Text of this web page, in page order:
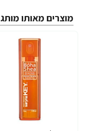
מוצרים מאותו מותג